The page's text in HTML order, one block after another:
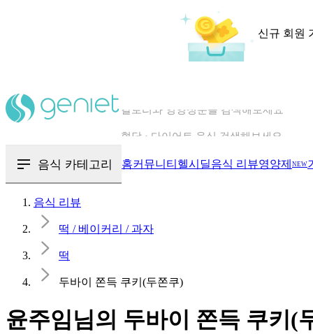
신규 회원
음식 카테고리 홈커뮤니티 헬시딜음식 리뷰영양제 NEW
음식 리뷰
떡 / 베이커리 / 과자
떡
두바이 쫀득 쿠키(두쫀쿠)
윤주임님의 두바이 쫀득 쿠키(